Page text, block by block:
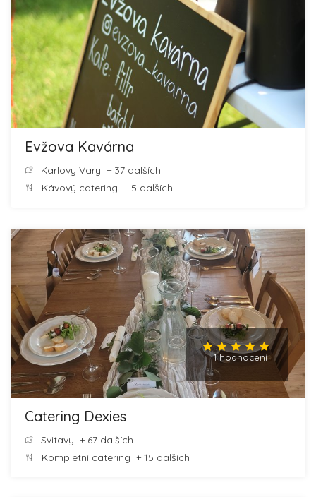
Evžova Kavárna
Karlovy Vary + 37 dalších
Kávový catering + 5 dalších
1 hodnocení
Catering Dexies
Svitavy + 67 dalších
Kompletní catering + 15 dalších